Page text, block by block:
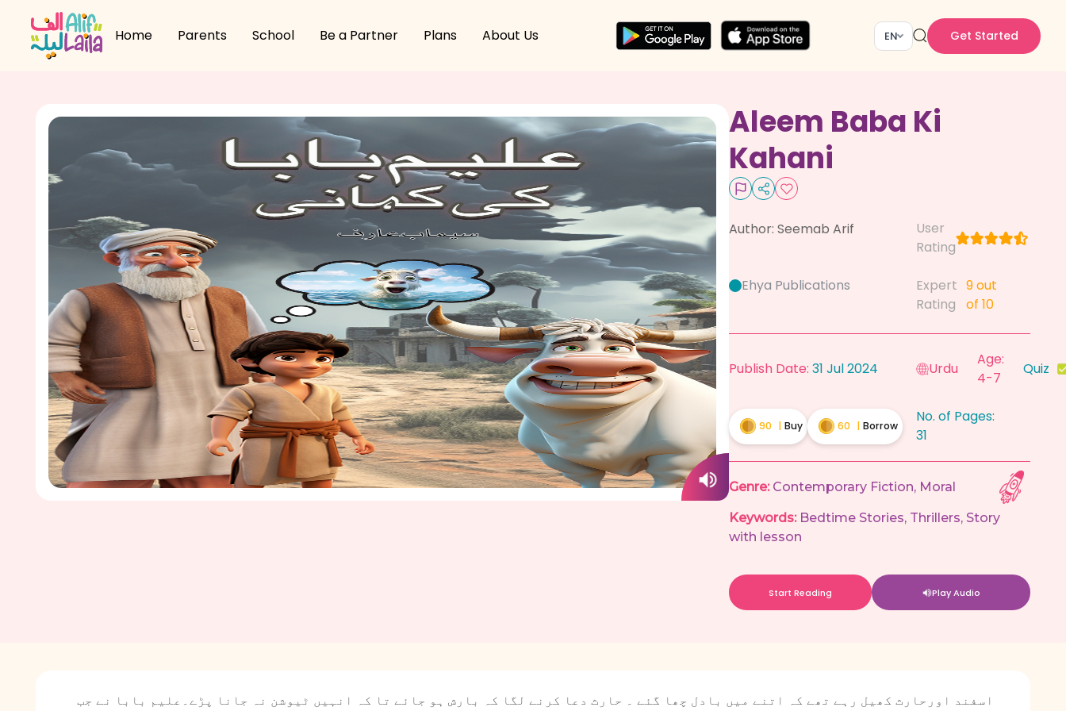
Home Parents School Be a Partner Plans About Us EN Get Started
Aleem Baba Ki
Kahani
Author: Seemab Arif
User
Rating
Ehya Publications
Expert
Rating
9out
of 10
Publish Date: 31 Jul 2024 Urdu
Age:
4-7
Quiz
90 | Buy 60 | Borrow
No. of Pages:
31
Genre: Contemporary Fiction, Moral
Keywords: Bedtime Stories, Thrillers, Story
with lesson
Start Reading Play Audio
اسفند اورحارث کھیل رہے تھے کہ اتنے میں بادل چھا گئے ۔ حارث دعا کرنے لگا کہ بارش ہو جائے تا کہ انہیں ٹیوشن نہ جانا پڑے۔علیم بابا نے جب